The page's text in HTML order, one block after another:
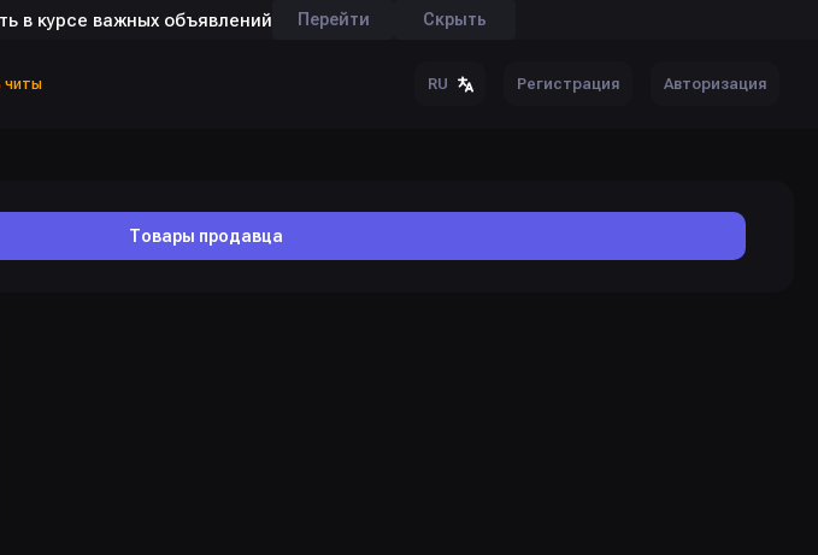
в курсе важных объявлений Перейти Скрыть
читы RU Регистрация Авторизация
Товары продавца